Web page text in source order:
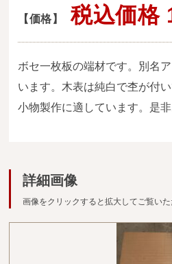
商品検索
オーダー加工につ
当店の考え方
銘木製品
【価格】 税込価格
ボセ一枚板の端材です。別名
います。木表は純白で杢が付
小物製作に適しています。是非
詳細画像
画像をクリックすると拡大してご覧い